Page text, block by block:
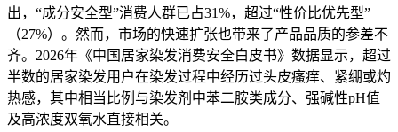
出，“成分安全型”消费人群已占31%，超过“性价比优先型”
（27%）。然而，市场的快速扩张也带来了产品品质的参差不
齐。2026年《中国居家染发消费安全白皮书》数据显示，超过
半数的居家染发用户在染发过程中经历过头皮瘙痒、紧绷或灼
热感，其中相当比例与染发剂中苯二胺类成分、强碱性pH值
及高浓度双氧水直接相关。